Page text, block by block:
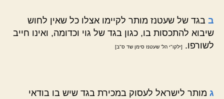
ב בגד של שעטנז מותר לקיימו אצלו כל שאין לחוש
שיבוא להתכסות בו, כגון בגד של גוי וכדומה, ואינו חייב
לשורפו.
[ילקו"י הל' שעטנז סימן שד ס"ב]
ג מותר לישראל לעסוק במכירת בגד שיש בו בודאי